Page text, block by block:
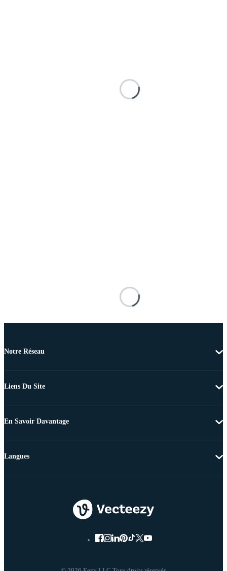
Notre Réseau
Liens Du Site
En Savoir Davantage
Langues